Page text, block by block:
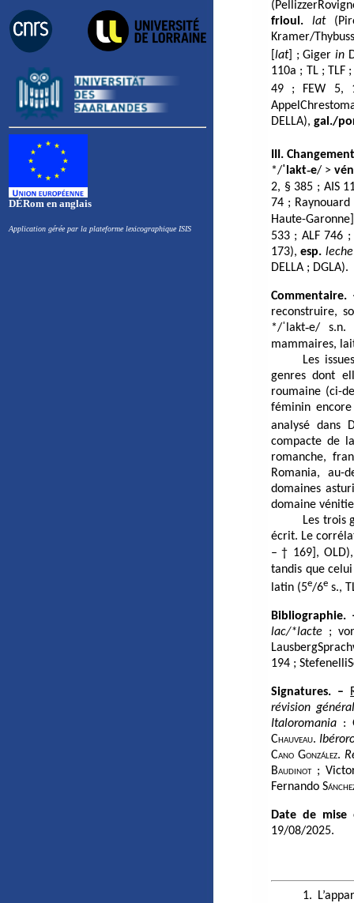
DÉRom en anglais
Application gérée par la plateforme lexicographique ISIS
(
frioul.
lat(
Kramer/
lat] ; Gigerin
110a ; TL; TLF
49 ; FEW 5,
DELLA), gal./
III.
*/ˈlakt‑e/ >
2, § 385 ; AIS
74 ; Raynouard
Haute-
533 ; ALF746
173),esp. leche
DELLA ; DGLA).
reconstruire,
*/ˈlakt‑e/ s.n.
mammaires,
Les
genres dont
roumaine (ci-
féminin
analysé dans
compacte de
romanche,
Romania, au-
domaines
domaine
Les trois
écrit. Le
– † 169], OLD
tandis que
latin (5e/6e s.,
Bibliographie.
lac/*lacte ;
194 ;
Signatures. –
révision
Italoromania :
Chauveau.
Cano González.
Baudinot;
Fernando
Date de
19/08/2025.
1.